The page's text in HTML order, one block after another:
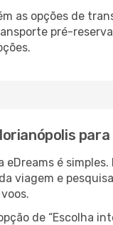
as opções de
pré-
eDreams é
viagem e
de “Escolha